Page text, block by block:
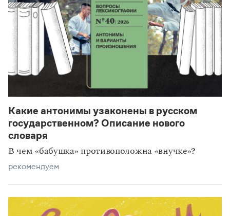
Какие антонимы узаконены в русском
государственном? Описание нового
словаря
В чем «бабушка» противоположна «внучке»?
рекомендуем